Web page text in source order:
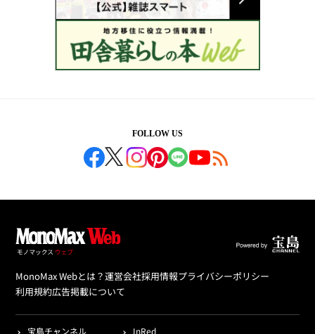
FOLLOW US
MonoMax Webとは？運営会社採用情報プライバシーポリシー
利用規約広告掲載について
宝島チャンネル InRed